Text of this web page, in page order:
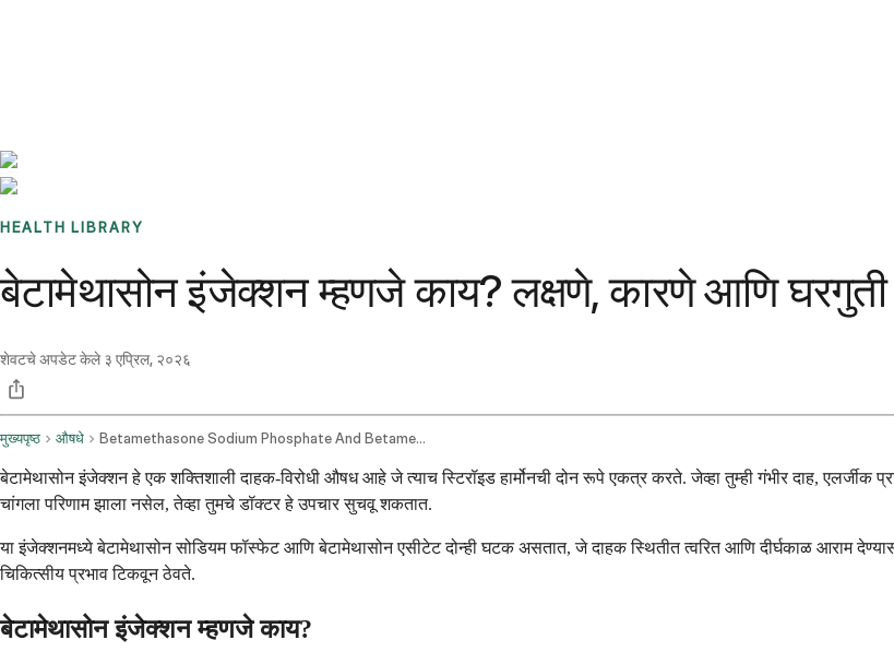
HEALTH LIBRARY
बेटामेथासोन इंजेक्शन म्हणजे काय? लक्षणे, कारणे आणि घरगुती
शेवटचे अपडेट केले ३ एप्रिल, २०२६
मुख्यपृष्ठ औषधे Betamethasone Sodium Phosphate And Betamethasone Acetate Injection Route
बेटामेथासोन इंजेक्शन हे एक शक्तिशाली दाहक-विरोधी औषध आहे जे त्याच स्टिरॉइड हार्मोनची दोन रूपे एकत्र करते. जेव्हा तुम्ही गंभीर दाह, एलर्जीक
चांगला परिणाम झाला नसेल, तेव्हा तुमचे डॉक्टर हे उपचार सुचवू शकतात.
या इंजेक्शनमध्ये बेटामेथासोन सोडियम फॉस्फेट आणि बेटामेथासोन एसीटेट दोन्ही घटक असतात, जे दाहक स्थितीत त्वरित आणि दीर्घकाळ आराम
चिकित्सीय प्रभाव टिकवून ठेवते.
बेटामेथासोन इंजेक्शन म्हणजे काय?